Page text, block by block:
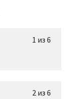
1 из 6
2 из 6